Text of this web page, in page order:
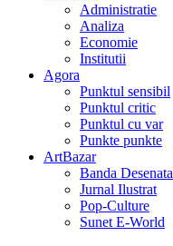
Administratie
Analiza
Economie
Institutii
Agora
Punktul sensibil
Punktul critic
Punktul cu var
Punkte punkte
ArtBazar
Banda Desenata
Jurnal Ilustrat
Pop-Culture
Sunet E-World